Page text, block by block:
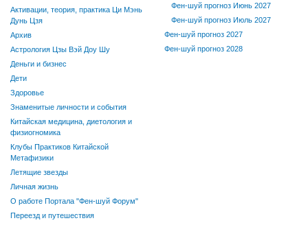
Активации, теория, практика Ци Мэнь
Дунь Цзя
Архив
Астрология Цзы Вэй Доу Шу
Деньги и бизнес
Дети
Здоровье
Знаменитые личности и события
Китайская медицина, диетология и
физиогномика
Клубы Практиков Китайской
Метафизики
Летящие звезды
Личная жизнь
О работе Портала "Фен-шуй Форум"
Переезд и путешествия
Фен-шуй прогноз Июнь 2027
Фен-шуй прогноз Июль 2027
Фен-шуй прогноз 2027
Фен-шуй прогноз 2028